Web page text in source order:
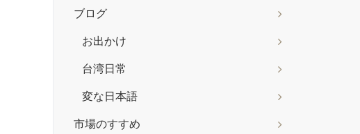
ブログ
お出かけ
台湾日常
変な日本語
市場のすすめ